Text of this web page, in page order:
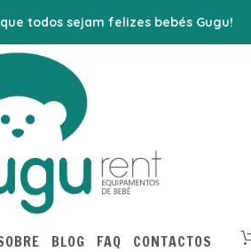
todos sejam felizes bebés Gugu!
BLOG FAQ CONTACTOS